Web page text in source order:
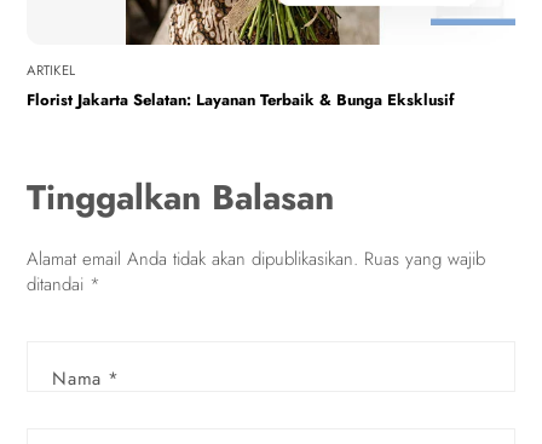
ARTIKEL
Florist Jakarta Selatan: Layanan Terbaik & Bunga Eksklusif
Tinggalkan Balasan
Alamat email Anda tidak akan dipublikasikan. Ruas yang wajib
ditandai *
Nama *